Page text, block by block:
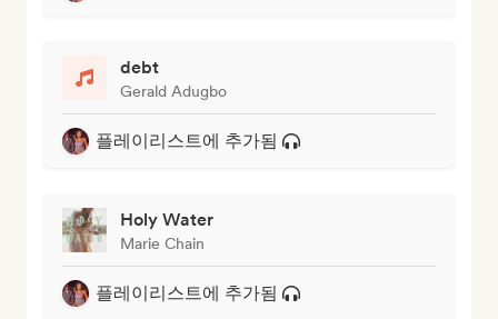
debt
Gerald Adugbo
플레이리스트에 추가됨
Holy Water
Marie Chain
플레이리스트에 추가됨